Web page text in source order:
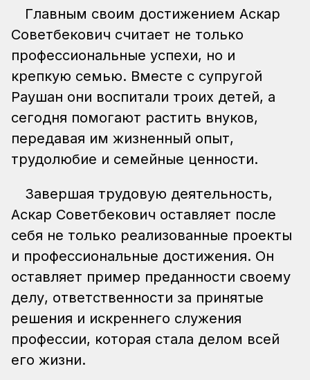
Главным своим достижением Аскар
Советбекович считает не только
профессиональные успехи, но и
крепкую семью. Вместе с супругой
Раушан они воспитали троих детей, а
сегодня помогают растить внуков,
передавая им жизненный опыт,
трудолюбие и семейные ценности.
Завершая трудовую деятельность,
Аскар Советбекович оставляет после
себя не только реализованные проекты
и профессиональные достижения. Он
оставляет пример преданности своему
делу, ответственности за принятые
решения и искреннего служения
профессии, которая стала делом всей
его жизни.